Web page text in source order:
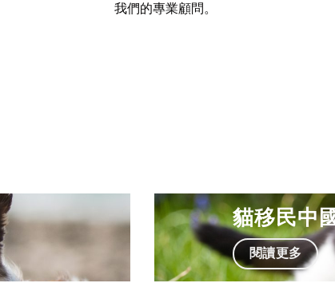
我們的專業顧問。
貓移民中
閱讀更多